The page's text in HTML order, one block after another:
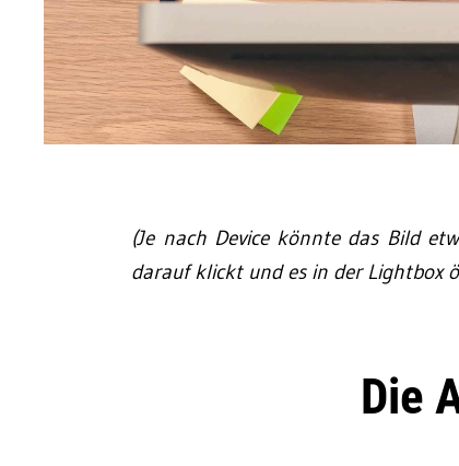
(Je nach Device könnte das Bild
darauf klickt und es in der Lightbox
Die